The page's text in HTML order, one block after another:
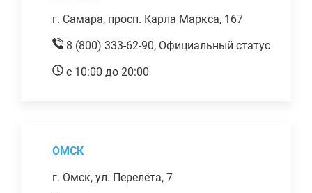
г. Самара, просп. Карла Маркса, 167
8 (800) 333-62-90, Официальный статус
с 10:00 до 20:00
ОМСК
г. Омск, ул. Перелёта, 7